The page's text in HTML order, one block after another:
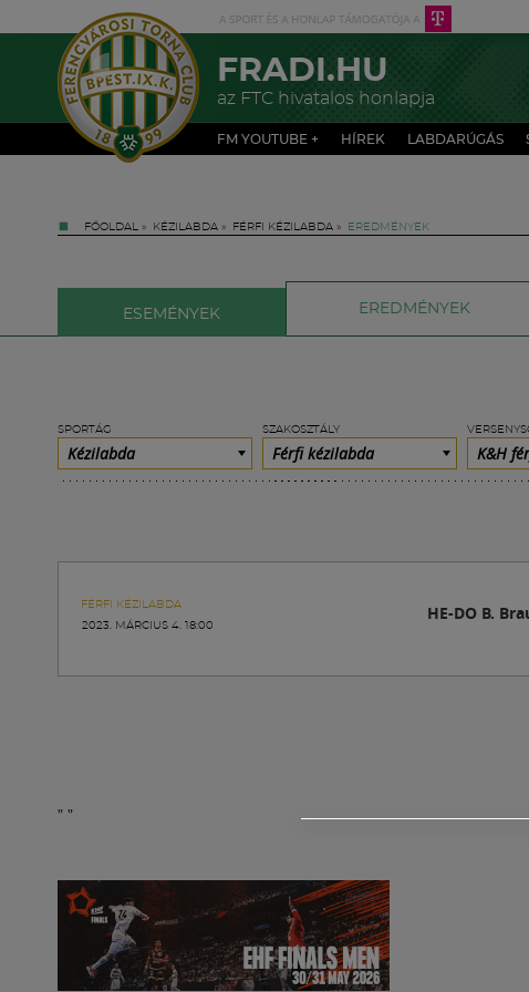
FRADI.HU
az FTC hivatalos honlapja
FM YOUTUBE + HÍREK LABDARÚGÁS
FŐOLDAL » KÉZILABDA » FÉRFI KÉZILABDA » EREDMÉNYEK
ESEMÉNYEK EREDMÉNYEK
SPORTÁG
Kézilabda
SZAKOSZTÁLY
Férfi kézilabda K&H
FÉRFI KÉZILABDA
2023. MÁRCIUS 4. 18:00
HE-DO B.
" "